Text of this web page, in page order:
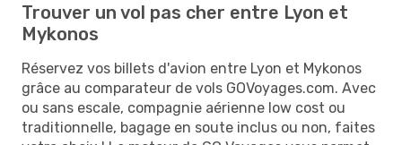
Trouver un vol pas cher entre Lyon et
Mykonos
Réservez vos billets d'avion entre Lyon et Mykonos
grâce au comparateur de vols GOVoyages.com. Avec
ou sans escale, compagnie aérienne low cost ou
traditionnelle, bagage en soute inclus ou non, faites